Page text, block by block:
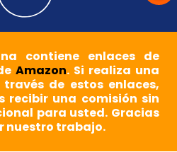
contiene enlaces de
Amazon. Si realiza una
de estos enlaces,
recibir una comisión sin
para usted. Gracias
nuestro trabajo.